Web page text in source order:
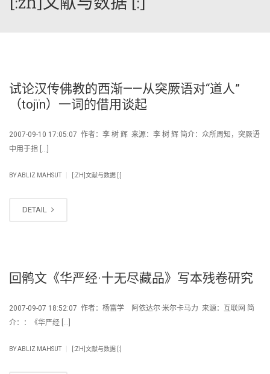
试论汉传佛教的西渐——从突厥语对“道人”
（tojïn）一词的借用谈起
2007-09-10 17:05:07 作者：李 树 辉 来源：李 树 辉 简介：众所周知，突厥语
中用于指 […]
BYABLIZ MAHSUT [:ZH]文献与数据 [:]
DETAIL
回鹘文《华严经·十无尽藏品》写本残卷研究
2007-09-07 18:52:07 作者：杨富学 阿依达尔·米尔卡马力 来源：互联网 简
介：：《华严经 […]
BYABLIZ MAHSUT [:ZH]文献与数据 [:]